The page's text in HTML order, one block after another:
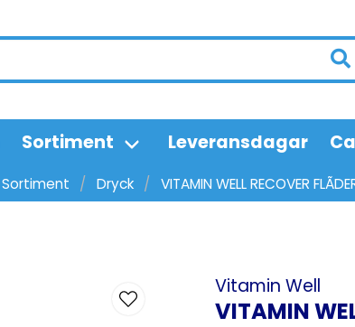
Sortiment Leveransdagar
Sortiment Dryck VITAMIN WELL RECOVER
Vitamin Well
VITAMIN